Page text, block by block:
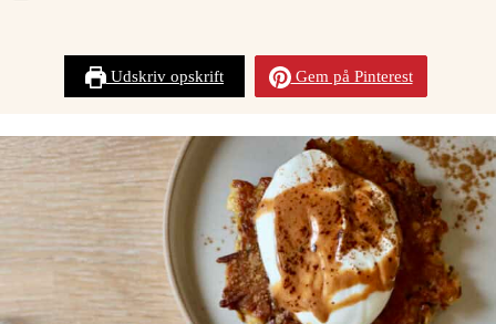
Udskriv opskrift Gem på Pinterest